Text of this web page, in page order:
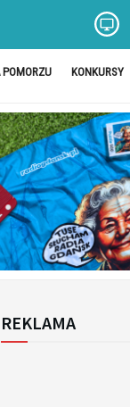
KONKURSY
REKLAMA